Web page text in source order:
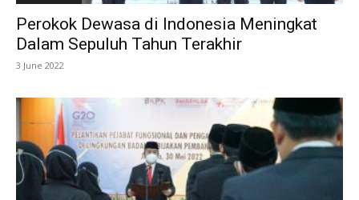
Perokok Dewasa di Indonesia Meningkat
Dalam Sepuluh Tahun Terakhir
3 June 2022